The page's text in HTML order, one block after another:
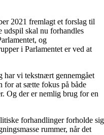
2021 fremlagt et forslag til
udspil skal nu forhandles
og
i Parlamentet er ved at
vi tekstnært gennemgået
for at sætte fokus på både
Og der er nemlig brug for en
forhandlinger forholde sig
rummer, når det